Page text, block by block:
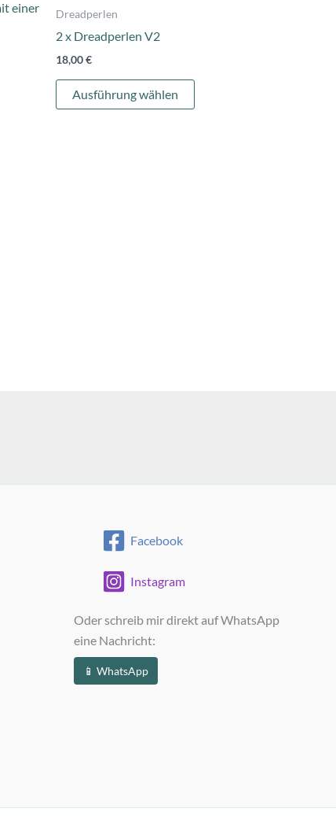
Dreadperlen
2 x Dreadperlen V2
18,00€
Ausführung wählen
Die
Facebook
Instagram
Oder schreib mir direkt auf WhatsApp
eine Nachricht:
📱 WhatsApp